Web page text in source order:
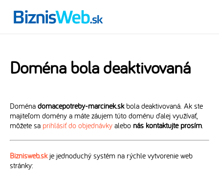
Doména bola deaktivovaná
Doména domacepotreby-marcinek.skbola deaktivovaná. Ak ste
majiteľom domény a máte záujem túto doménu ďalej využívať,
môžete sa prihlásiť do objednávky alebo nás kontaktujte prosím.
Biznisweb.skje jednoduchý systém na rýchle vytvorenie web
stránky: